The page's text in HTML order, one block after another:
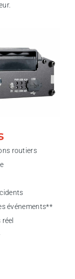
routiers
événements**